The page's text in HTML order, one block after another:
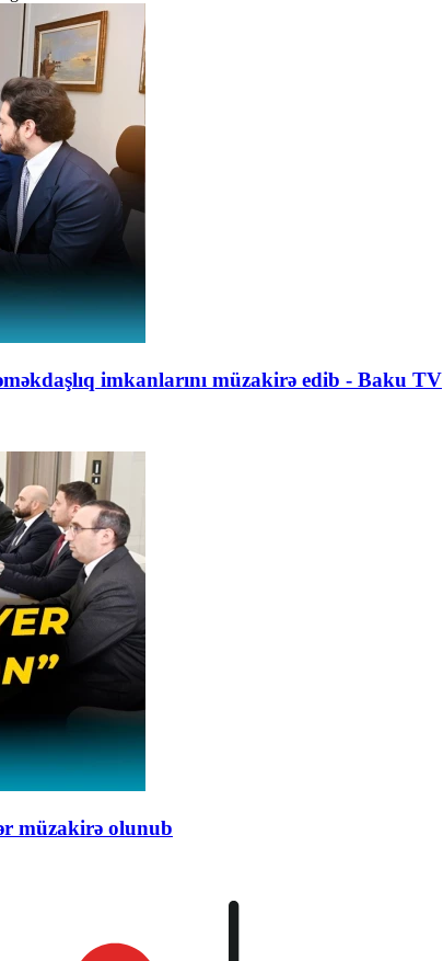
imkanlarını müzakirə edib - Baku TV
müzakirə olunub